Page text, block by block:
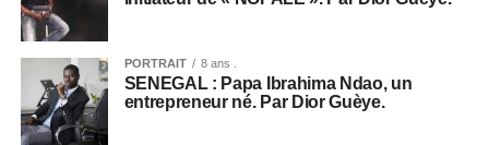
PORTRAIT 8 ans .
SENEGAL : Papa Ibrahima Ndao, un
entrepreneur né. Par Dior Guèye.